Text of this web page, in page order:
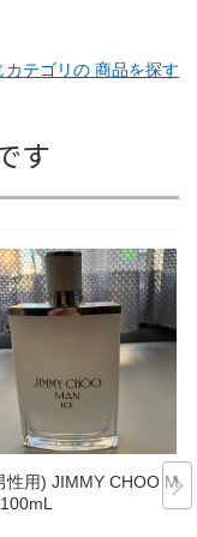
カテゴリの 商品を探す
す
性用) JIMMY CHOO MA